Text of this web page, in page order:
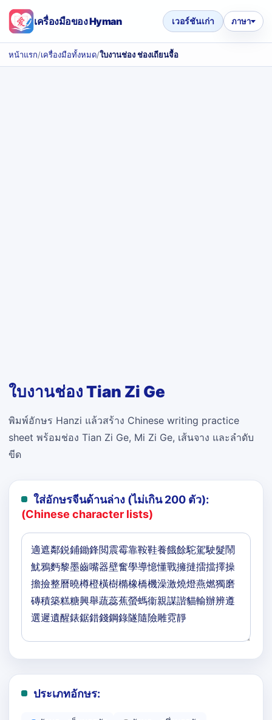
เครื่องมือของ Hyman เวอร์ชันเก่า ภาษา
หน้าแรก/เครื่องมือทั้งหมด/ใบงานช่อง ช่องเถียนจื้อ
ใบงานช่อง Tian Zi Ge
พิมพ์อักษร Hanzi แล้วสร้าง Chinese writing practice
sheet พร้อมช่อง Tian Zi Ge, Mi Zi Ge, เส้นจาง และลำดับ
ขีด
ใส่อักษรจีนด้านล่าง (ไม่เกิน 200 ตัว):
(Chinese character lists)
ประเภทอักษร: